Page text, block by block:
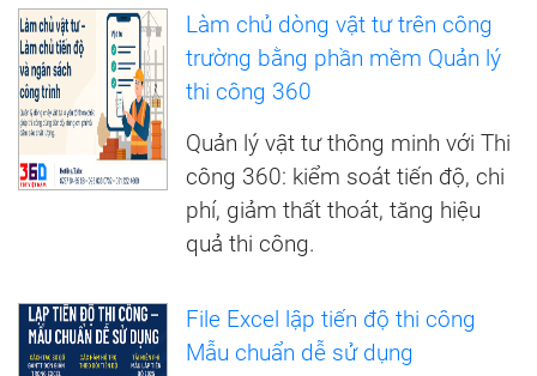
Làm chủ dòng vật tư trên công
trường bằng phần mềm Quản lý
thi công 360
Quản lý vật tư thông minh với Thi
công 360: kiểm soát tiến độ, chi
phí, giảm thất thoát, tăng hiệu
quả thi công.
File Excel lập tiến độ thi công
Mẫu chuẩn dễ sử dụng